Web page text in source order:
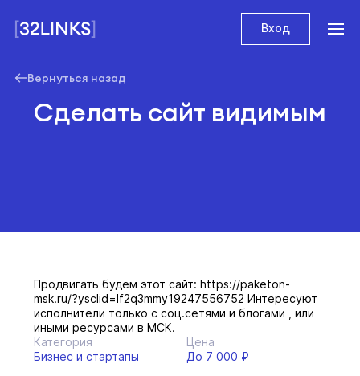
Вход
Вернуться назад
Сделать сайт видимым
Продвигать будем этот сайт: https://paketon-
msk.ru/?ysclid=lf2q3mmy19247556752 Интересуют
исполнители только с соц.сетями и блогами , или
иными ресурсами в МСК.
Категория
Бизнес и стартапы
Цена
До 7 000 ₽